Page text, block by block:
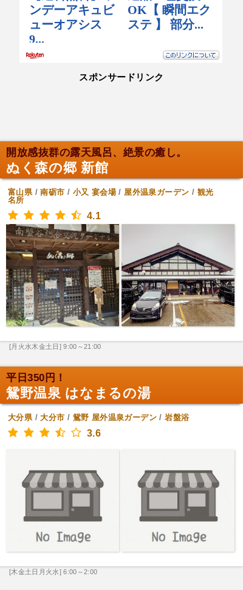
スポンサードリンク
開放感抜群の露天風呂、絶景の癒し。
ぬく森の郷 新館
富山県/南砺市 / 小又 宴会場/ 屋外温泉ガーデン / 観光
名所
4.1
[月火水木金土日] 9:00～21:00
平日350円！
鴛野温泉 はなまるの湯
大分県/大分市 / 鴛野 屋外温泉ガーデン/岩盤浴
3.6
[木金土日月火水] 6:00～2:00